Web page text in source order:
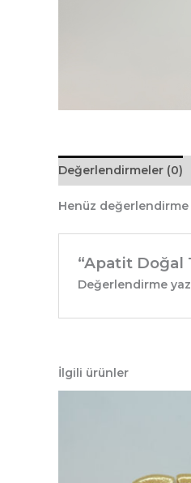
Değerlendirmeler (0)
Henüz değerlendirme
“Apatit Doğal
Değerlendirme
İlgili ürünler